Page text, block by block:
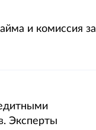
и комиссия за
Эксперты